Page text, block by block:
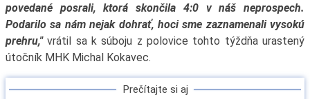
povedané posrali, ktorá skončila 4:0 v náš neprospech.
Podarilo sa nám nejak dohrať, hoci sme zaznamenali vysokú
prehru,"vrátil sa k súboju z polovice tohto týždňa urastený
útočník MHK Michal Kokavec.
Prečítajte si aj